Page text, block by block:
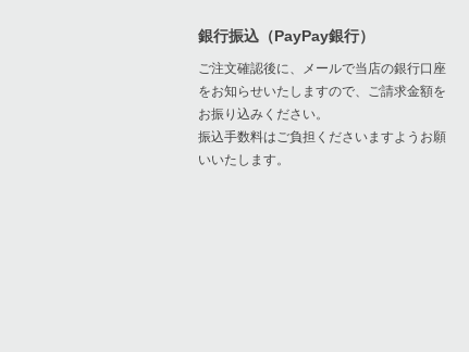
銀行振込（PayPay銀行）
ご注文確認後に、メールで当店の銀行口座
をお知らせいたしますので、ご請求金額を
お振り込みください。
振込手数料はご負担くださいますようお願
いいたします。